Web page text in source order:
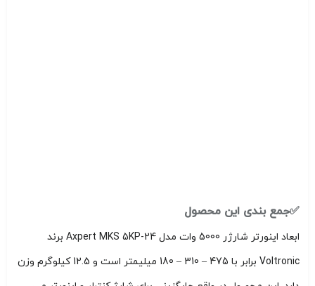
✅جمع بندی این محصول
ابعاد اینورتر شارژر 5000 وات مدل Axpert MKS 5KP-24 برند
Voltronic برابر با 475 – 310 – 180 میلیمتر است و 12.5 کیلوگرم وزن